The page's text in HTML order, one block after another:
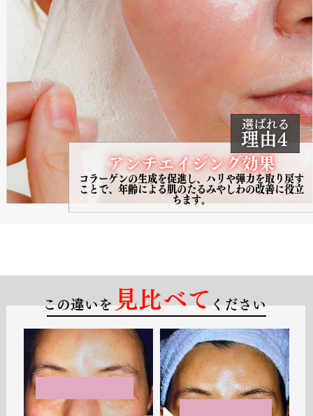
選ばれる
理由4
アンチエイジング効果
コラーゲンの生成を促進し、ハリや弾力を取り戻​す
ことで、年齢による肌のたるみやしわの改善に​役立
ちます。
見比べて
この違いを ください